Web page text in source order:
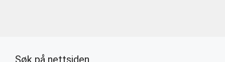
Søk på nettsiden